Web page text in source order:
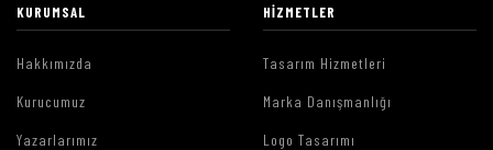
KURUMSAL
Hakkımızda
Kurucumuz
Yazarlarımız
HIZMETLER
Tasarım Hizmetleri
Marka Danışmanlığı
Logo Tasarımı